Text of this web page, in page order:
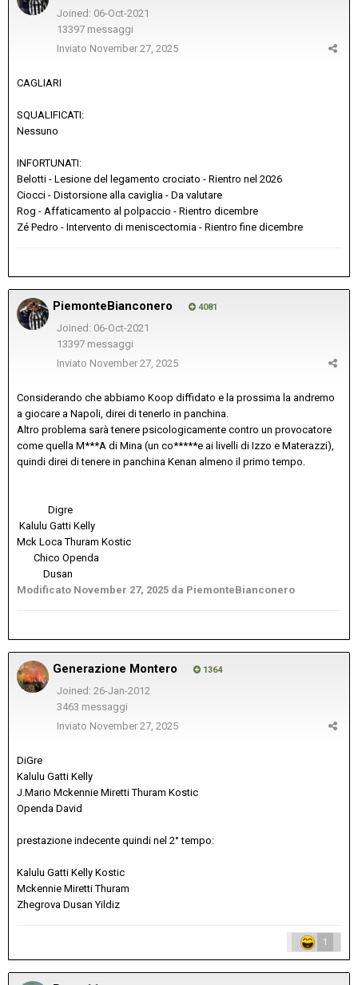
Joined: 06-Oct-2021
13397 messaggi
Inviato November 27, 2025
CAGLIARI
SQUALIFICATI:
Nessuno
INFORTUNATI:
Belotti - Lesione del legamento crociato - Rientro nel 2026
Ciocci - Distorsione alla caviglia - Da valutare
Rog - Affaticamento al polpaccio - Rientro dicembre
Zé Pedro - Intervento di meniscectomia - Rientro fine dicembre
PiemonteBianconero 4081
Joined: 06-Oct-2021
13397 messaggi
Inviato November 27, 2025
Considerando che abbiamo Koop diffidato e la prossima la andremo
a giocare a Napoli, direi di tenerlo in panchina.
Altro problema sarà tenere psicologicamente contro un provocatore
come quella M***A di Mina (un co*****e ai livelli di Izzo e Materazzi),
quindi direi di tenere in panchina Kenan almeno il primo tempo.
Digre
Kalulu Gatti Kelly
Mck Loca Thuram Kostic
Chico Openda
Dusan
Modificato November 27, 2025 da PiemonteBianconero
Generazione Montero 1364
Joined: 26-Jan-2012
3463 messaggi
Inviato November 27, 2025
DiGre
Kalulu Gatti Kelly
J.Mario Mckennie Miretti Thuram Kostic
Openda David
prestazione indecente quindi nel 2° tempo:
Kalulu Gatti Kelly Kostic
Mckennie Miretti Thuram
Zhegrova Dusan Yildiz
1